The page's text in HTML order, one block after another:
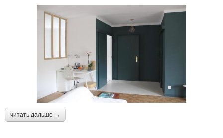
читать дальше →